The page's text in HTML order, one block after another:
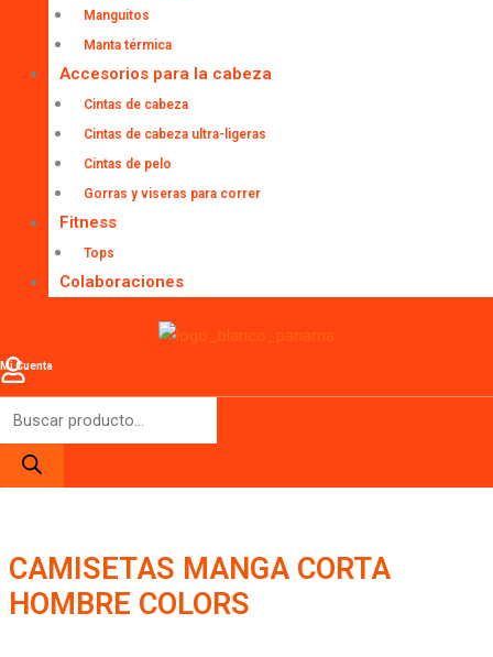
Manguitos
Manta térmica
Accesorios para la cabeza
Cintas de cabeza
Cintas de cabeza ultra-ligeras
Cintas de pelo
Gorras y viseras para correr
Fitness
Tops
Colaboraciones
Mi Cuenta
CAMISETAS MANGA CORTA
HOMBRE COLORS